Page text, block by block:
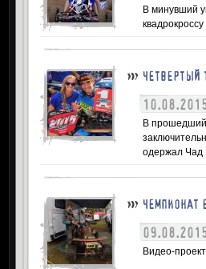
В минувший
ЧЕТВЕРТЫЙ
В прошедший
одержал Чад
ЧЕМПИОНАТ
Видео-